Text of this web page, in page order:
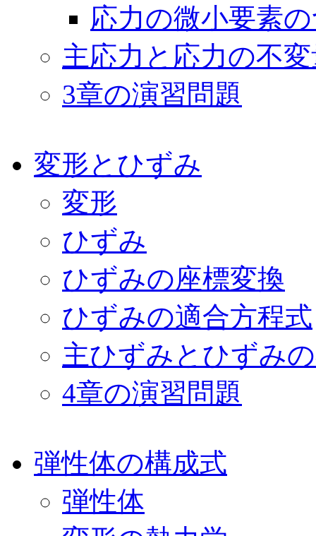
応力の微小要素
主応力と応力の不
3章の演習問題
変形とひずみ
変形
ひずみ
ひずみの座標変換
ひずみの適合方程式
主ひずみとひずみ
4章の演習問題
弾性体の構成式
弾性体